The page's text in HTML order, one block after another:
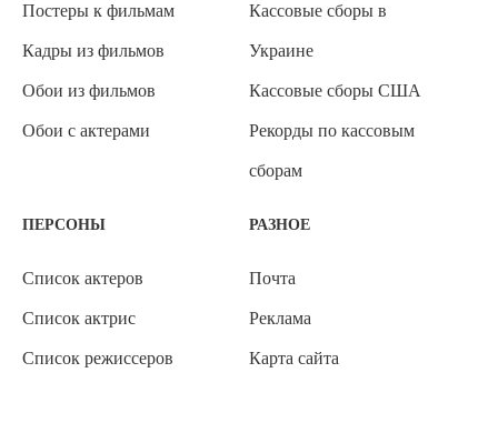
Постеры к фильмам
Кадры из фильмов
Обои из фильмов
Обои с актерами
Кассовые сборы в
Украине
Кассовые сборы США
Рекорды по кассовым
сборам
ПЕРСОНЫ
Список актеров
Список актрис
Список режиссеров
РАЗНОЕ
Почта
Реклама
Карта сайта